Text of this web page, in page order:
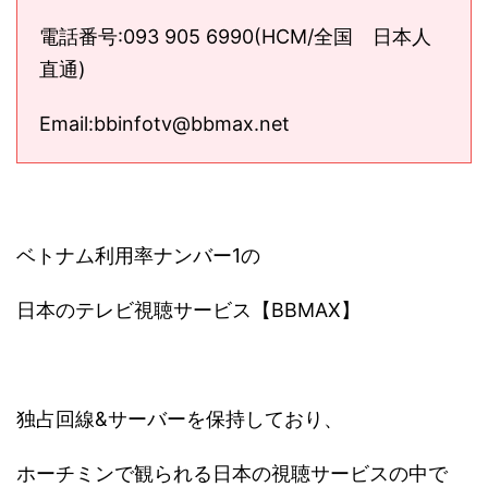
電話番号:093 905 6990(HCM/全国 日本人
直通)
Email:bbinfotv@bbmax.net
ベトナム利用率ナンバー1の
日本のテレビ視聴サービス【BBMAX】
独占回線&サーバーを保持しており、
ホーチミンで観られる日本の視聴サービスの中で